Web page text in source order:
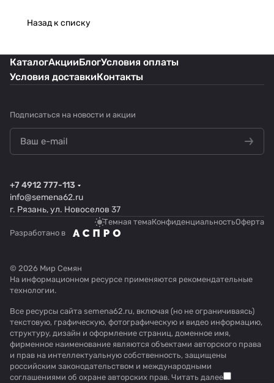
Назад к списку
КаталогАкцииБлогУсловия оплаты
Условия доставкиКонтакты
Подписаться на новости и акции
+7 4912 777-113
info@semena62.ru
г. Рязань, ул. Новоселов 37
Темная темаКонфиденциальностьОферта
Разработано в
© 2026 Мир Семян
На информационном ресурсе применяются рекомендательные
технологии.
Все ресурсы сайта semena62.ru, включая (но не ограничиваясь)
текстовую, графическую, фотографическую и видео информацию,
структуру, дизайн и оформление страниц, доменное имя,
фирменное наименование являются объектами авторского права
и прав на интеллектуальную собственность, защищены
российским законодательством и международными
соглашениями об охране авторских прав. Читать далее